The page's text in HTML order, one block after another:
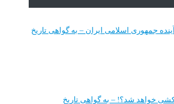
جمهوری اسلامی ایران – به گواهی تاریخ